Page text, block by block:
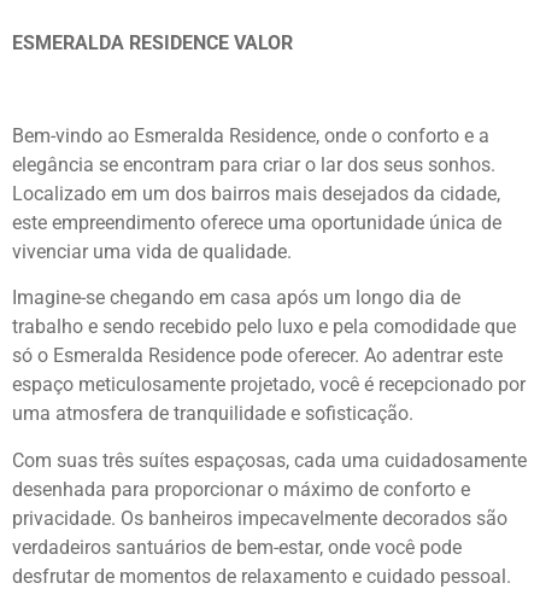
ESMERALDA RESIDENCE VALOR
Bem-vindo ao Esmeralda Residence, onde o conforto e a
elegância se encontram para criar o lar dos seus sonhos.
Localizado em um dos bairros mais desejados da cidade,
este empreendimento oferece uma oportunidade única de
vivenciar uma vida de qualidade.
Imagine-se chegando em casa após um longo dia de
trabalho e sendo recebido pelo luxo e pela comodidade que
só o Esmeralda Residence pode oferecer. Ao adentrar este
espaço meticulosamente projetado, você é recepcionado por
uma atmosfera de tranquilidade e sofisticação.
Com suas três suítes espaçosas, cada uma cuidadosamente
desenhada para proporcionar o máximo de conforto e
privacidade. Os banheiros impecavelmente decorados são
verdadeiros santuários de bem-estar, onde você pode
desfrutar de momentos de relaxamento e cuidado pessoal.